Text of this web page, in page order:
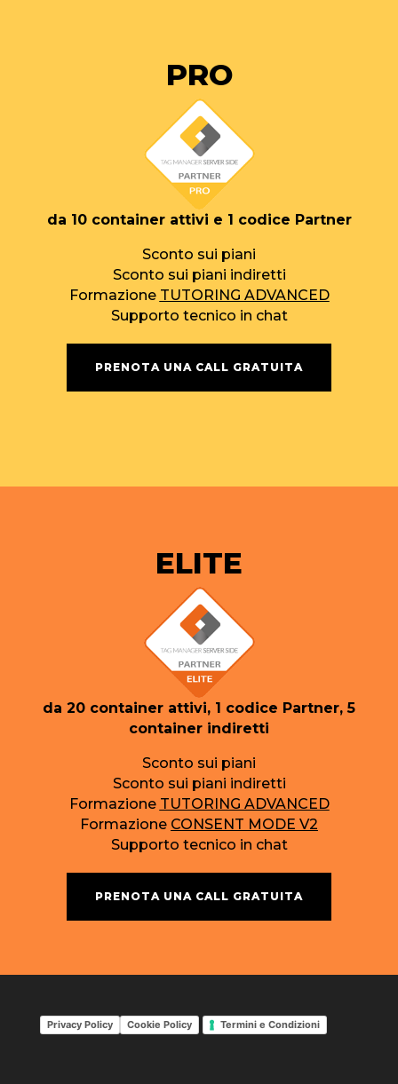
PRO
da 10 container attivi e 1 codice Partner
Sconto sui piani
Sconto sui piani indiretti
Formazione TUTORING ADVANCED
Supporto tecnico in chat
PRENOTA UNA CALL GRATUITA
ELITE
da 20 container attivi, 1 codice Partner, 5
container indiretti
Sconto sui piani
Sconto sui piani indiretti
Formazione TUTORING ADVANCED
Formazione CONSENT MODE V2
Supporto tecnico in chat
PRENOTA UNA CALL GRATUITA
Privacy Policy Cookie Policy Termini e Condizioni